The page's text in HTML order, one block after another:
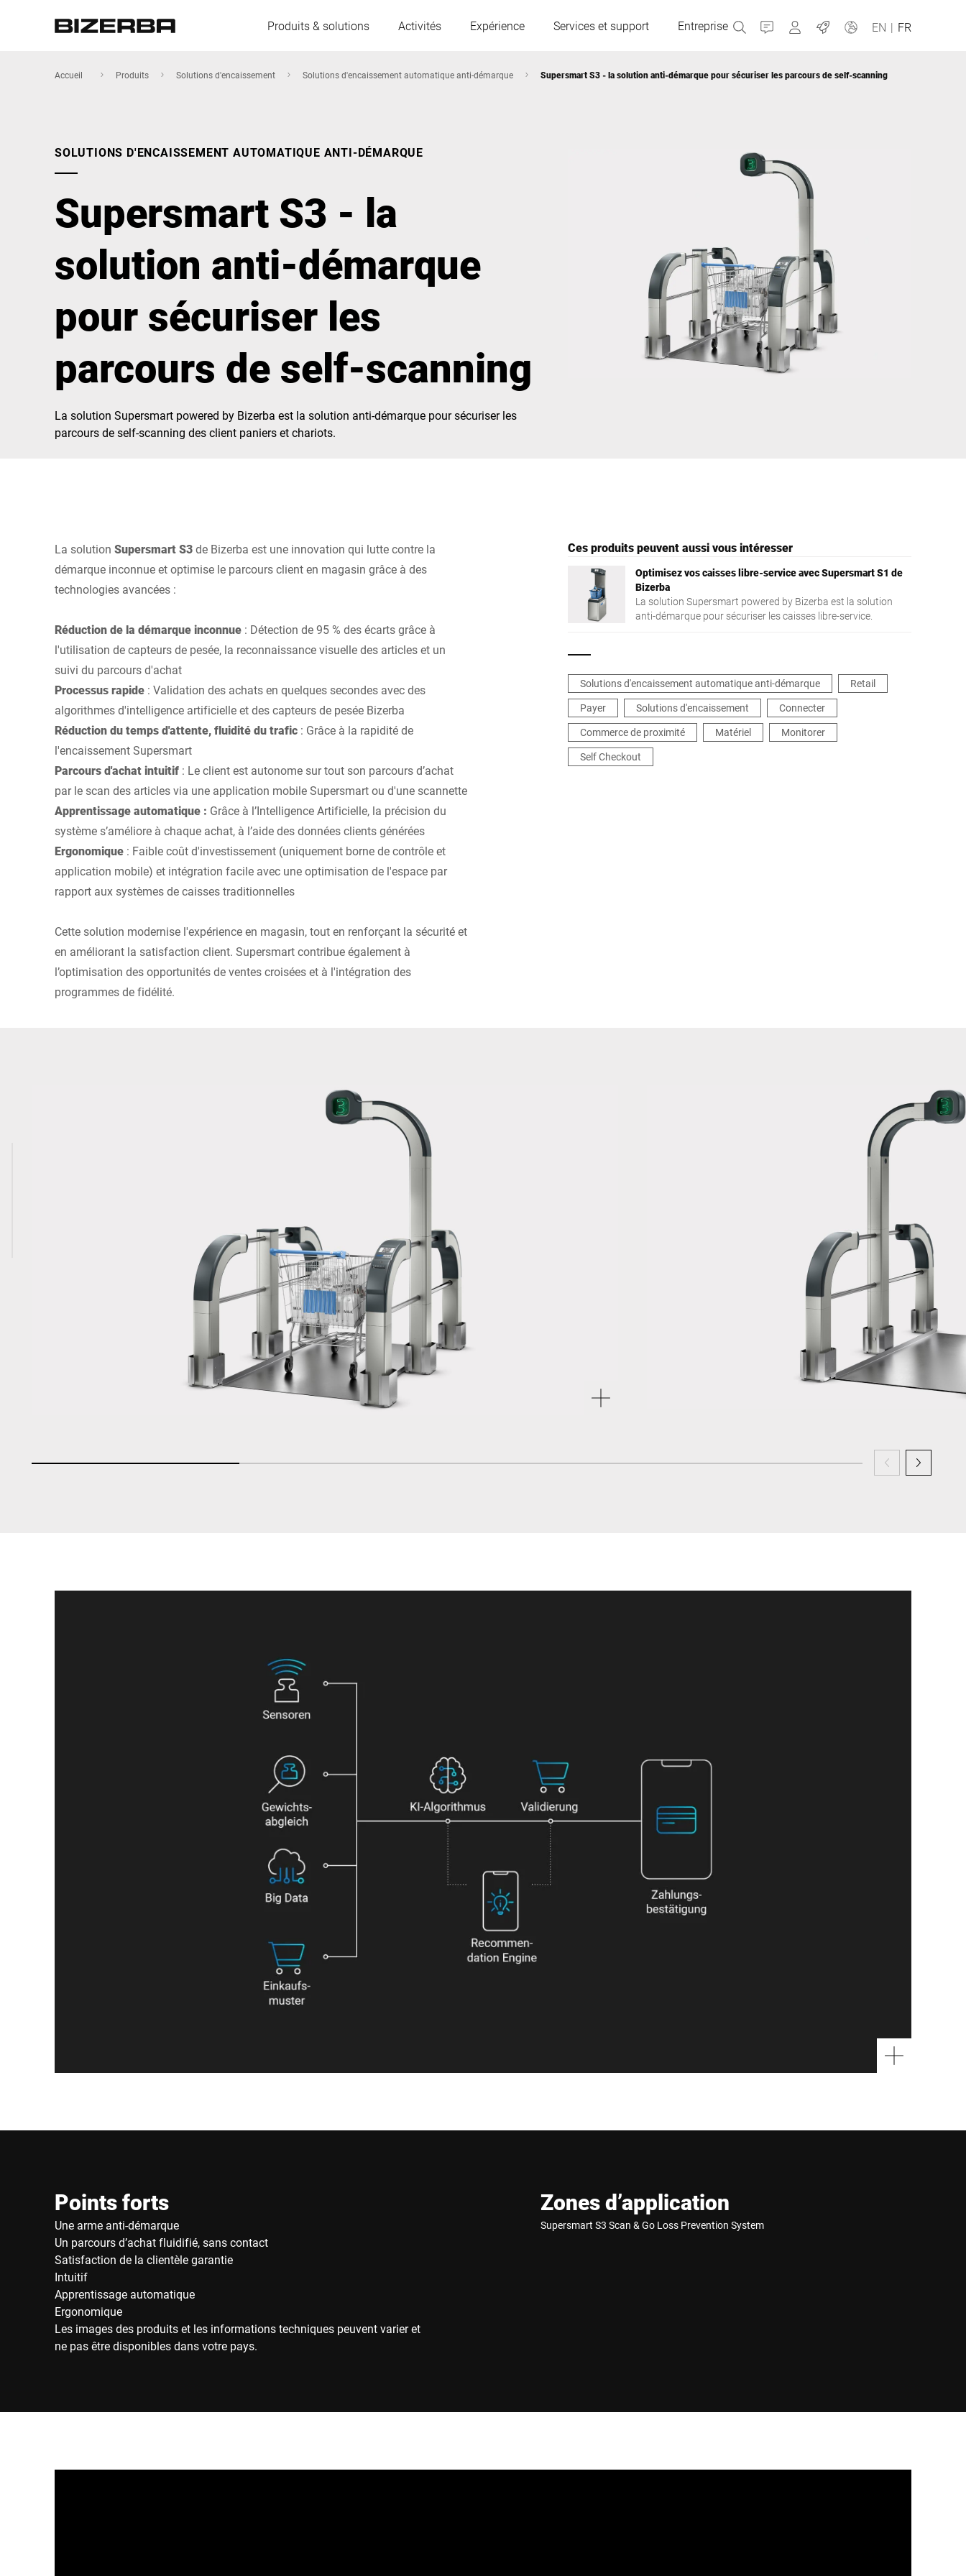
Produits & solutions Activités Expérience Services et support Entreprise Contact MyBizerba
Emplois EN | FR
Grèce
Hongrie
Pologne Russie
Slovaquie
Turquie
Amérique
Asie
Australie
Afrique
Site Web mondial
Accueil Produits Solutions d'encaissement Solutions d'encaissement automatique anti-démarque Supersmart S3 - la solution anti-démarque pour sécuriser les parcours de self-scanning
SOLUTIONS D'ENCAISSEMENT AUTOMATIQUE ANTI-DÉMARQUE
Supersmart S3 - la
solution anti-démarque
pour sécuriser les
parcours de self-scanning
La solution Supersmart powered by Bizerba est la solution anti-démarque pour sécuriser les
parcours de self-scanning des client paniers et chariots.
La solution Supersmart S3de Bizerba est une innovation qui lutte contre la
démarque inconnue et optimise le parcours client en magasin grâce à des
technologies avancées :
Réduction de la démarque inconnue : Détection de 95 % des écarts grâce à
l'utilisation de capteurs de pesée, la reconnaissance visuelle des articles et un
suivi du parcours d'achat
Processus rapide : Validation des achats en quelques secondes avec des
algorithmes d'intelligence artificielle et des capteurs de pesée Bizerba
Réduction du temps d'attente, fluidité du trafic : Grâce à la rapidité de
l'encaissement Supersmart
Parcours d'achat intuitif : Le client est autonome sur tout son parcours d’achat
par le scan des articles via une application mobile Supersmart ou d'une scannette
Apprentissage automatique : Grâce à l’Intelligence Artificielle, la précision du
système s’améliore à chaque achat, à l’aide des données clients générées
Ergonomique : Faible coût d'investissement (uniquement borne de contrôle et
application mobile) et intégration facile avec une optimisation de l'espace par
rapport aux systèmes de caisses traditionnelles
Cette solution modernise l'expérience en magasin, tout en renforçant la sécurité et
en améliorant la satisfaction client. Supersmart contribue également à
l’optimisation des opportunités de ventes croisées et à l'intégration des
programmes de fidélité.
Ces produits peuvent aussi vous intéresser
Optimisez vos caisses libre-service avec Supersmart S1 de
Bizerba
La solution Supersmart powered by Bizerba est la solution
anti-démarque pour sécuriser les caisses libre-service.
Solutions d'encaissement automatique anti-démarque
Retail
Payer
Solutions d'encaissement
Connecter
Commerce de proximité
Matériel
Monitorer
Self Checkout
Points forts
Une arme anti-démarque
Un parcours d’achat fluidifié, sans contact
Satisfaction de la clientèle garantie
Intuitif
Apprentissage automatique
Ergonomique
Les images des produits et les informations techniques peuvent varier et
ne pas être disponibles dans votre pays.
Zones d’application
Supersmart S3 Scan & Go Loss Prevention System